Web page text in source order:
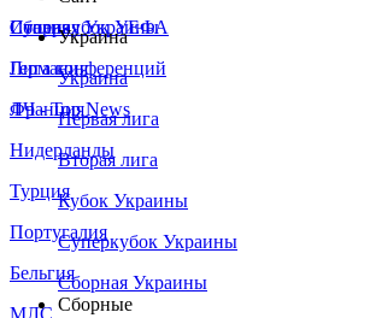
Сборная Украины
Италия
Германия
Франция
Нидерланды
Турция
Португалия
Бельгия
МЛС
Суперкубок УЕФА
Лига конференций
ЛЧ - Top News
Украина
Украина
Первая лига
Вторая лига
Кубок Украины
Суперкубок Украины
Сборная Украины
Сборные